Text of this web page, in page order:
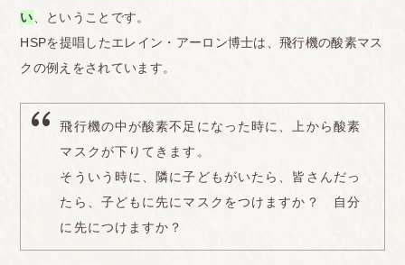
い 、ということです。
HSPを提唱したエレイン・アーロン博士は、飛行機の酸素マス
クの例えをされています。
飛行機の中が酸素不足になった時に、上から酸素
マスクが下りてきます。
そういう時に、隣に子どもがいたら、皆さんだっ
たら、子どもに先にマスクをつけますか？ 自分
に先につけますか？